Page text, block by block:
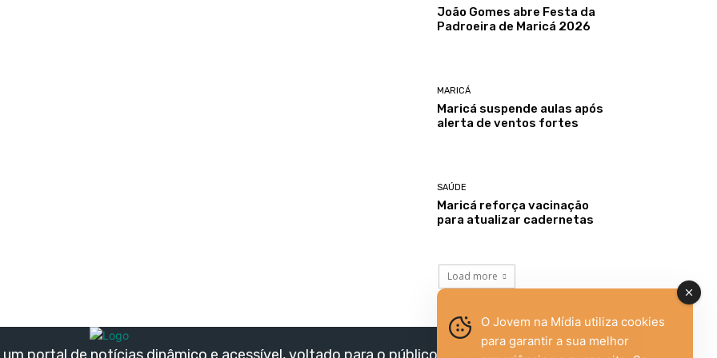
João Gomes abre Festa da
Padroeira de Maricá 2026
MARICÁ
Maricá suspende aulas após
alerta de ventos fortes
SAÚDE
Maricá reforça vacinação
para atualizar cadernetas
Load more
um portal de notícias dinâmico e acessível, voltado para o público jovem,
O Jovem na Mídia utiliza cookies
para garantir a sua melhor